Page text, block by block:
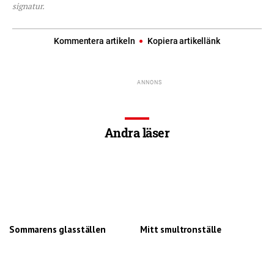
signatur.
Kommentera artikeln Kopiera artikellänk
Andra läser
Sommarens glasställen Mitt smultronställe